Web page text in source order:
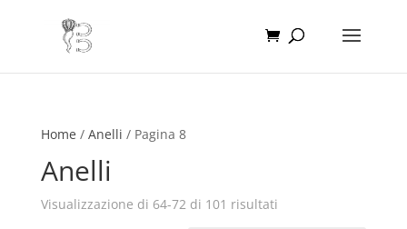
Home / Anelli / Pagina 8
Anelli
Visualizzazione di 64-72 di 101 risultati